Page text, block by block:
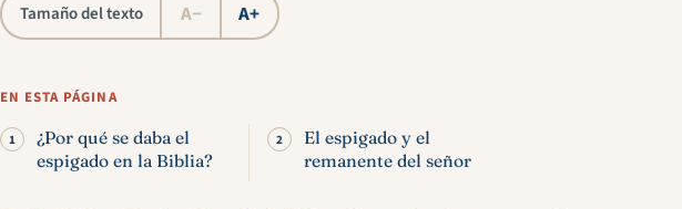
Tamaño del texto A− A+
EN ESTA PÁGINA
¿Por qué se daba el
espigado en la Biblia?
El espigado y el
remanente del señor